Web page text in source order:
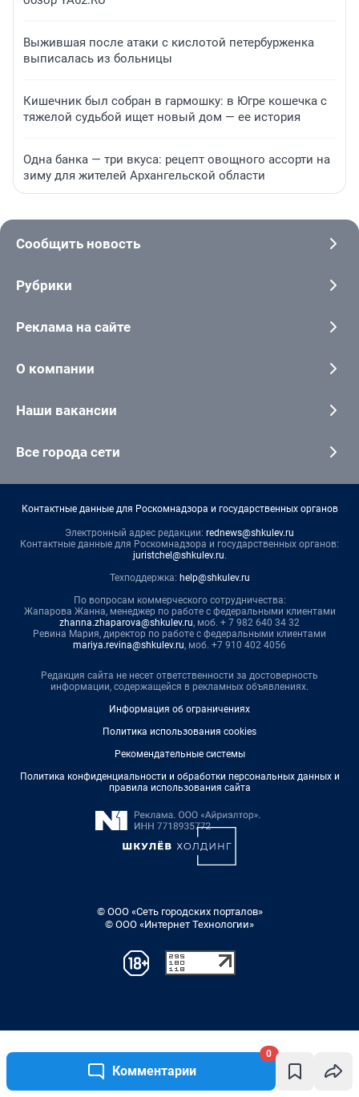
Комментарии
0
Выжившая после атаки с кислотой петербурженка
выписалась из больницы
Кишечник был собран в гармошку: в Югре кошечка с
тяжелой судьбой ищет новый дом — ее история
Одна банка — три вкуса: рецепт овощного ассорти на
зиму для жителей Архангельской области
Сообщить новость
Рубрики
Реклама на сайте
О компании
Наши вакансии
Все города сети
Контактные данные для Роскомнадзора и государственных органов
Электронный адрес редакции: rednews@shkulev.ru
Контактные данные для Роскомнадзора и государственных органов:
juristchel@shkulev.ru.
Техподдержка: help@shkulev.ru
По вопросам коммерческого сотрудничества:
Жапарова Жанна, менеджер по работе с федеральными клиентами
zhanna.zhaparova@shkulev.ru, моб. + 7 982 640 34 32
Ревина Мария, директор по работе с федеральными клиентами
mariya.revina@shkulev.ru, моб. +7 910 402 4056
Редакция сайта не несет ответственности за достоверность
информации, содержащейся в рекламных объявлениях.
Информация об ограничениях
Политика использования cookies
Рекомендательные системы
Политика конфиденциальности и обработки персональных данных и
правила использования сайта
© ООО «Сеть городских порталов»
© ООО «Интернет Технологии»